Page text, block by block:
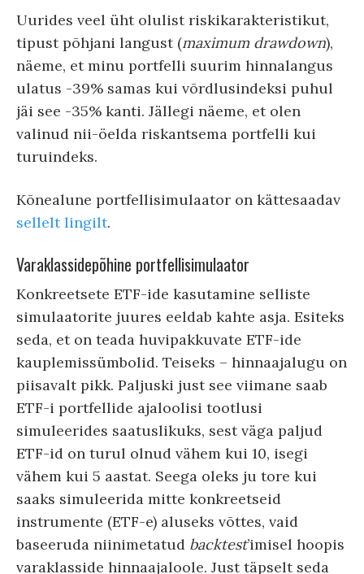
Uurides veel üht olulist riskikarakteristikut,
tipust põhjani langust (maximum drawdown),
näeme, et minu portfelli suurim hinnalangus
ulatus -39% samas kui võrdlusindeksi puhul
jäi see -35% kanti. Jällegi näeme, et olen
valinud nii-öelda riskantsema portfelli kui
turuindeks.
Kõnealune portfellisimulaator on kättesaadav
sellelt lingilt.
Varaklassidepõhine portfellisimulaator
Konkreetsete ETF-ide kasutamine selliste
simulaatorite juures eeldab kahte asja. Esiteks
seda, et on teada huvipakkuvate ETF-ide
kauplemissümbolid. Teiseks – hinnaajalugu on
piisavalt pikk. Paljuski just see viimane saab
ETF-i portfellide ajaloolisi tootlusi
simuleerides saatuslikuks, sest väga paljud
ETF-id on turul olnud vähem kui 10, isegi
vähem kui 5 aastat. Seega oleks ju tore kui
saaks simuleerida mitte konkreetseid
instrumente (ETF-e) aluseks võttes, vaid
baseeruda niinimetatud backtest’imisel hoopis
varaklasside hinnaajaloole. Just täpselt seda